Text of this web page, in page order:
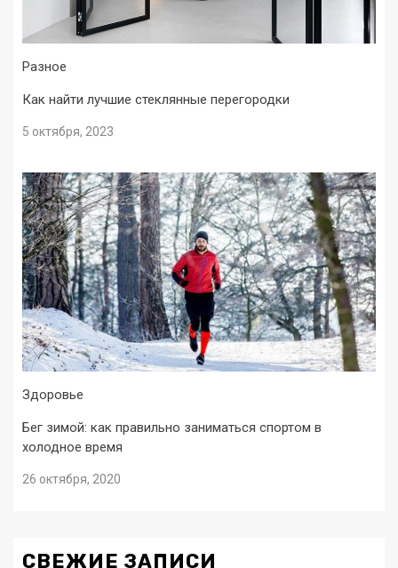
Разное
Как найти лучшие стеклянные перегородки
5 октября, 2023
Здоровье
Бег зимой: как правильно заниматься спортом в
холодное время
26 октября, 2020
СВЕЖИЕ ЗАПИСИ